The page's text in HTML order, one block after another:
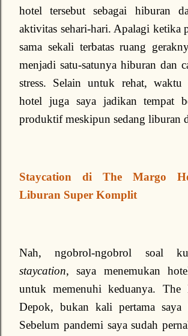
hotel tersebut sebagai hiburan
aktivitas sehari-hari. Apalagi ketika
sama sekali terbatas ruang
menjadi satu-satunya hiburan dan
stress. Selain untuk rehat, waktu
hotel juga saya jadikan tempat
produktif meskipun sedang liburan
Staycation di The Margo
Liburan Super Komplit
Nah, ngobrol-ngobrol soal
staycation, saya menemukan
untuk memenuhi keduanya. The
Depok, bukan kali pertama
Sebelum pandemi saya sudah